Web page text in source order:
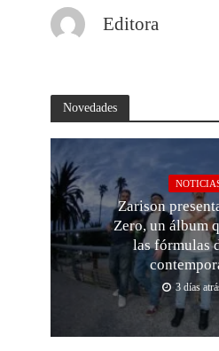
Editora
Novedades
Zarison
Zero, un álbum
las fórmulas
3 días